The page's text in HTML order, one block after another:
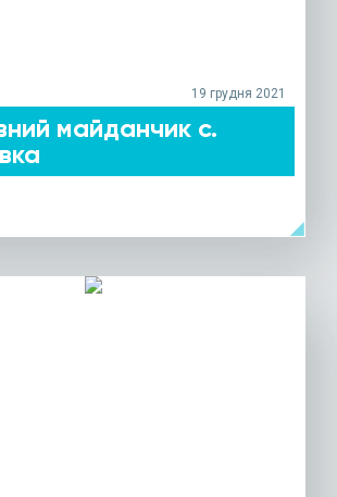
19 грудня 2021
майданчик с.
arrow_left